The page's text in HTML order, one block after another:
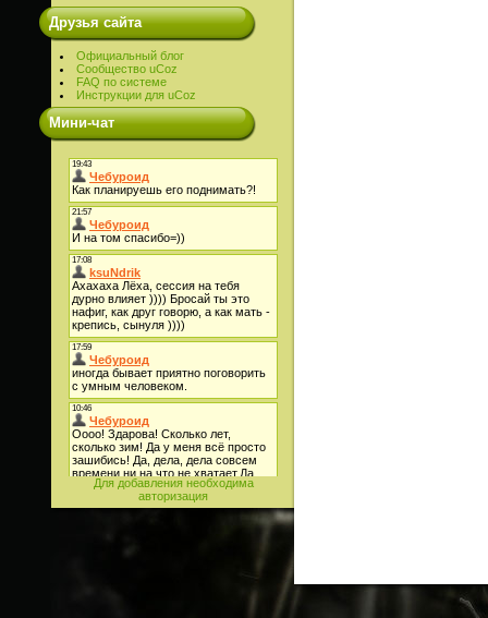
Друзья сайта
Официальный блог
Сообщество uCoz
FAQ по системе
Инструкции для uCoz
Мини-чат
Для добавления необходима
авторизация